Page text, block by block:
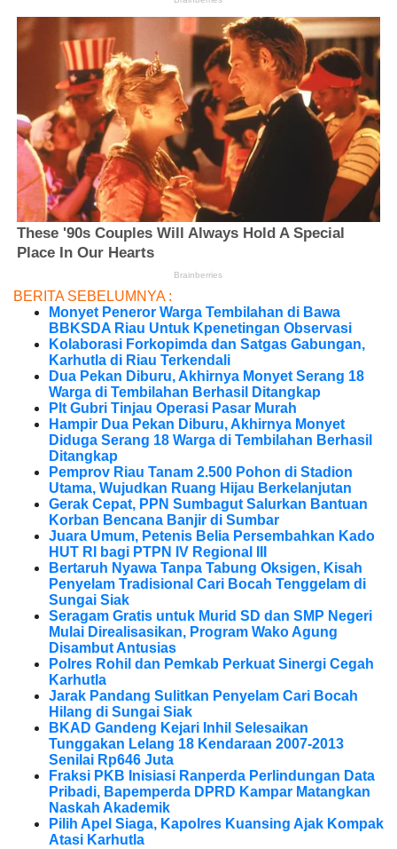
BERITA SEBELUMNYA :
Monyet Peneror Warga Tembilahan di Bawa
BBKSDA Riau Untuk Kpenetingan Observasi
Kolaborasi Forkopimda dan Satgas Gabungan,
Karhutla di Riau Terkendali
Dua Pekan Diburu, Akhirnya Monyet Serang 18
Warga di Tembilahan Berhasil Ditangkap
Plt Gubri Tinjau Operasi Pasar Murah
Hampir Dua Pekan Diburu, Akhirnya Monyet
Diduga Serang 18 Warga di Tembilahan Berhasil
Ditangkap
Pemprov Riau Tanam 2.500 Pohon di Stadion
Utama, Wujudkan Ruang Hijau Berkelanjutan
Gerak Cepat, PPN Sumbagut Salurkan Bantuan
Korban Bencana Banjir di Sumbar
Juara Umum, Petenis Belia Persembahkan Kado
HUT RI bagi PTPN IV Regional III
Bertaruh Nyawa Tanpa Tabung Oksigen, Kisah
Penyelam Tradisional Cari Bocah Tenggelam di
Sungai Siak
Seragam Gratis untuk Murid SD dan SMP Negeri
Mulai Direalisasikan, Program Wako Agung
Disambut Antusias
Polres Rohil dan Pemkab Perkuat Sinergi Cegah
Karhutla
Jarak Pandang Sulitkan Penyelam Cari Bocah
Hilang di Sungai Siak
BKAD Gandeng Kejari Inhil Selesaikan
Tunggakan Lelang 18 Kendaraan 2007-2013
Senilai Rp646 Juta
Fraksi PKB Inisiasi Ranperda Perlindungan Data
Pribadi, Bapemperda DPRD Kampar Matangkan
Naskah Akademik
Pilih Apel Siaga, Kapolres Kuansing Ajak Kompak
Atasi Karhutla